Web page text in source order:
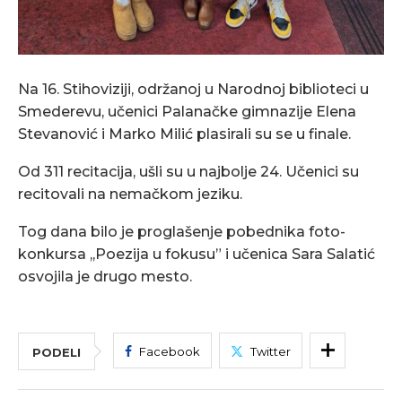
Na 16. Stihoviziji, održanoj u Narodnoj biblioteci u
Smederevu, učenici Palanačke gimnazije Elena
Stevanović i Marko Milić plasirali su se u finale.
Od 311 recitacija, ušli su u najbolje 24. Učenici su
recitovali na nemačkom jeziku.
Tog dana bilo je proglašenje pobednika foto-
konkursa ,,Poezija u fokusu” i učenica Sara Salatić
osvojila je drugo mesto.
PODELI Facebook Twitter